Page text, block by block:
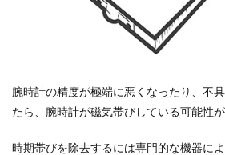
腕時計の精度が極端に悪くなったり、不
たら、腕時計が磁気帯びしている可能性が
時期帯びを除去するには専門的な機器に